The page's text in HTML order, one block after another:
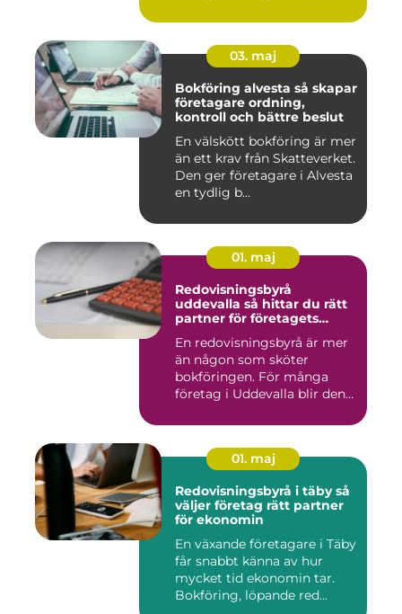
03. maj
Bokföring alvesta så skapar
företagare ordning,
kontroll och bättre beslut
En välskött bokföring är mer
än ett krav från Skatteverket.
Den ger företagare i Alvesta
en tydlig b...
01. maj
Redovisningsbyrå
uddevalla så hittar du rätt
partner för företagets
En redovisningsbyrå är mer
än någon som sköter
bokföringen. För många
företag i Uddevalla blir den
01. maj
Redovisningsbyrå i täby så
väljer företag rätt partner
för ekonomin
En växande företagare i Täby
får snabbt känna av hur
mycket tid ekonomin tar.
Bokföring, löpande red...